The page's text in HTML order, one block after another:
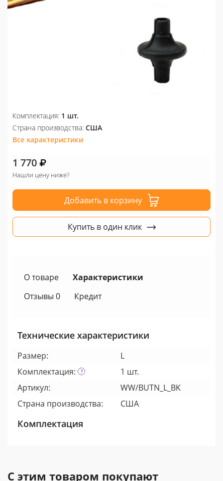
Комплектация: 1 шт.
Страна производства: США
Все характеристики
1 770
Нашли цену ниже?
Добавить в корзину
Купить в один клик
О товаре
Характеристики
Отзывы 0
Кредит
Технические характеристики
Размер:
L
Комплектация:
1 шт.
Артикул:
WW/BUTN_L_BK
Страна производства:
США
Комплектация
С этим товаром покупают